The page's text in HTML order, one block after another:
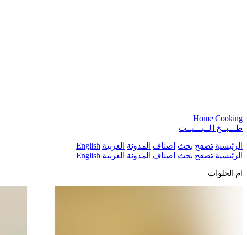
Home Cooking
طـــبــخ الــبـــيــت
الرئيسية تصفح بحث اصناف المدونة العربية English
الرئيسية تصفح بحث اصناف المدونة العربية English
ام الحلوات